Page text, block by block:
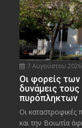
7 Αυγούστου 2026
Οι φορείς των
δυνάμεις
πυρόπληκτων
Οι καταστροφικές
και την Bοιωτία